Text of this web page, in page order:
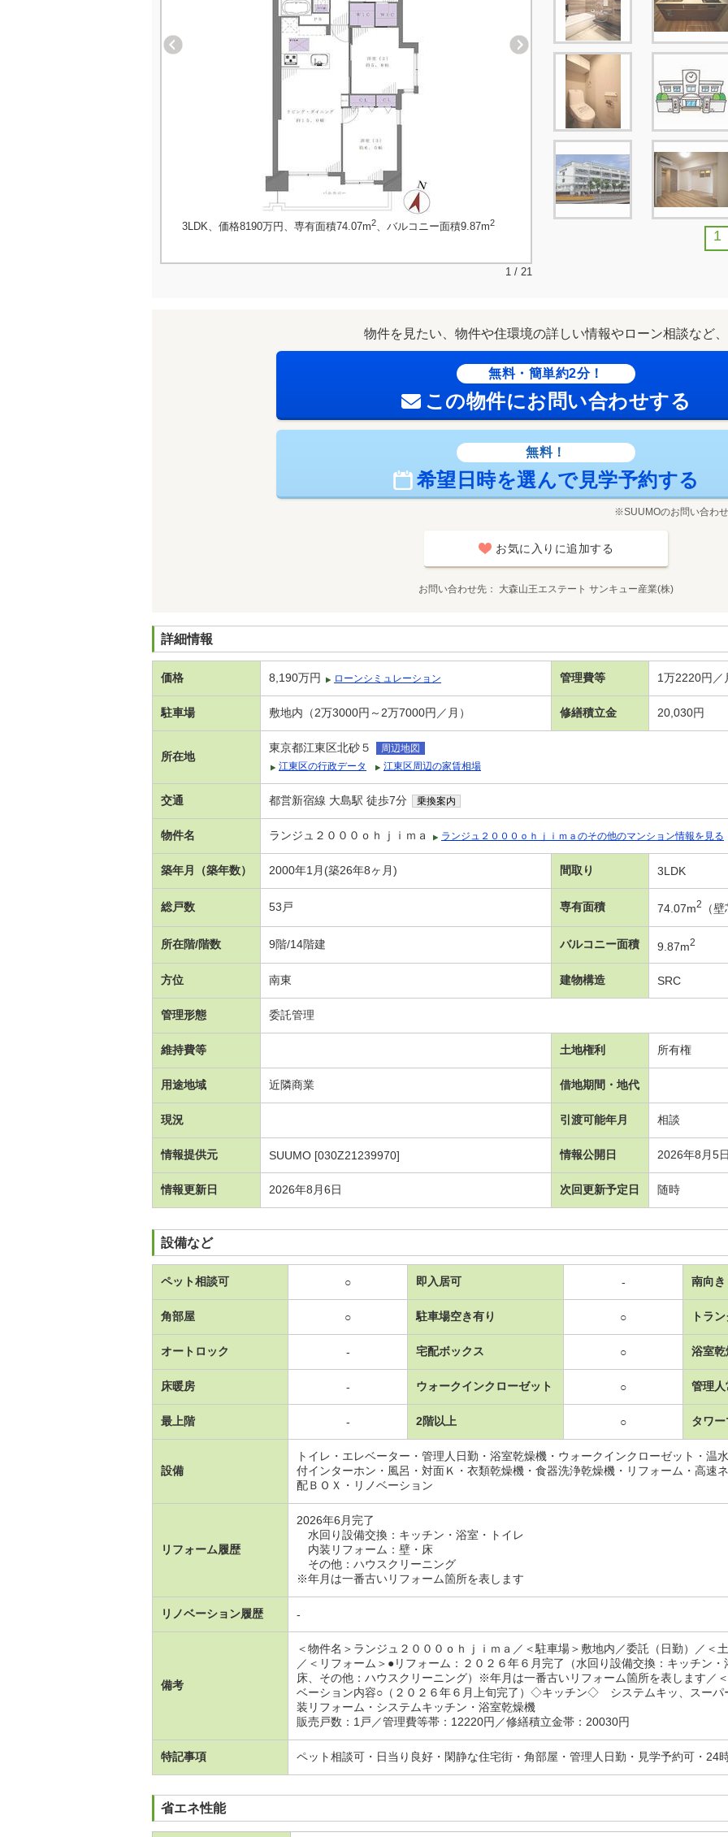
3LDK、価格8190万円、専有面積74.07m2、バルコニー面積9.87m2
1 / 21
1
物件を見たい、物件や住環境の詳しい情報やローン相談など、
無料・簡単約2分！
この物件にお問い合わせする
無料！
希望日時を選んで見学予約する
※SUUMOのお問い合わ
お気に入りに追加する
お問い合わせ先 大森山王エステート サンキュー産業(株)
詳細情報
価格 8,190万円 ローンシミュレーション 管理費等 1万2220円／
駐車場 敷地内（2万3000円～2万7000円／月） 修繕積立金 20,030円
所在地
東京都江東区北砂５
周辺地図
江東区の行政データ
江東区周辺の家賃相場
交通 都営新宿線 大島駅 徒歩7分 乗換案内
物件名 ランジュ２０００ｏｈｊｉｍａ ランジュ２０００ｏｈｊｉｍａのその他のマンション情報を見る
築年月（築年数） 2000年1月(築26年8ヶ月) 間取り 3LDK
総戸数 53戸 専有面積 74.07m2 （
所在階/階数 9階/14階建 バルコニー面積 9.87m2
方位 南東 建物構造 SRC
管理形態 委託管理
維持費等 土地権利 所有権
用途地域 近隣商業 借地期間・地代
現況 引渡可能年月 相談
情報提供元 SUUMO [030Z21239970] 情報公開日 2026年8月5
情報更新日 2026年8月6日 次回更新予定日 随時
設備など
ペット相談可 ○ 即入居可 - 南向き
角部屋 ○ 駐車場空き有り ○ トラ
オートロック - 宅配ボックス ○ 浴室乾
床暖房 - ウォークインクローゼット ○ 管理人
最上階 - 2階以上 ○ タワ
設備
トイレ・エレベーター・管理人日勤・浴室乾燥機・ウォークインクローゼット・温
付インターホン・風呂・対面Ｋ・衣類乾燥機・食器洗浄乾燥機・リフォーム・高速
配ＢＯＸ・リノベーション
リフォーム履歴
2026年6月完了
水回り設備交換：キッチン・浴室・トイレ
内装リフォーム：壁・床
その他：ハウスクリーニング
※年月は一番古いリフォーム箇所を表します
リノベーション履歴 -
備考
＜物件名＞ランジュ２０００ｏｈｊｉｍａ／＜駐車場＞敷地内／委託（日勤）／＜
／＜リフォーム＞●リフォーム：２０２６年６月完了（水回り設備交換：キッチン
床、その他：ハウスクリーニング）※年月は一番古いリフォーム箇所を表します／
ベーション内容○（２０２６年６月上旬完了）◇キッチン◇ システムキッ、スー
装リフォーム・システムキッチン・浴室乾燥機
販売戸数：1戸／管理費等帯：12220円／修繕積立金帯：20030円
特記事項 ペット相談可・日当り良好・閑静な住宅街・角部屋・管理人日勤・見学予約可・24
省エネ性能